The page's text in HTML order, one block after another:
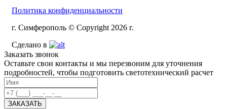
Политика конфиденциальности
г. Симферополь © Copyright 2026 г.
Сделано в
Заказать звонок
Оставьте свои контакты и мы перезвоним для уточнения
подробностей, чтобы подготовить светотехнический расчет
ЗАКАЗАТЬ